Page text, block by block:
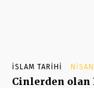
İSLAM TARIHI
Cinlerden olan